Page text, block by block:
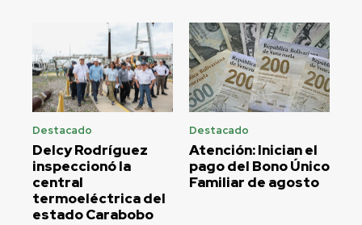
Destacado
Delcy Rodríguez
inspeccionó la
central
termoeléctrica del
estado Carabobo
Destacado
Atención: Inician el
pago del Bono Único
Familiar de agosto